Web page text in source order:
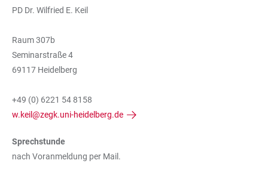
PD Dr. Wilfried E. Keil
Raum 307b
Seminarstraße 4
69117 Heidelberg
+49 (0) 6221 54 8158
w.keil@zegk.uni-heidelberg.de
Sprechstunde
nach Voranmeldung per Mail.